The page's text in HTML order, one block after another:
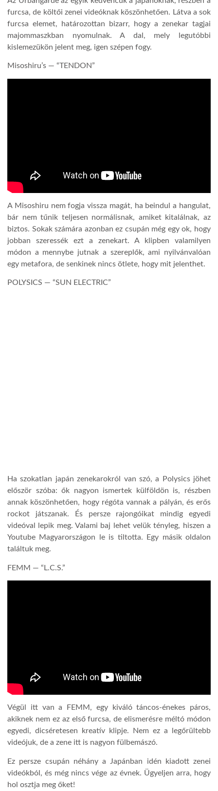
furcsa, de költői zenei videóknak köszönhetően. Látva a sok
furcsa elemet, határozottan bizarr, hogy a zenekar tagjai
majommaszkban nyomulnak. A dal, mely legutóbbi
kislemezükön jelent meg, igen szépen fogy.
Misoshiru’s — “TENDON”
A Misoshiru nem fogja vissza magát, ha beindul a hangulat,
bár nem tűnik teljesen normálisnak, amiket kitalálnak, az
biztos. Sokak számára azonban ez csupán még egy ok, hogy
jobban szeressék ezt a zenekart. A klipben valamilyen
módon a mennybe jutnak a szereplők, ami nyilvánvalóan
egy metafora, de senkinek nincs ötlete, hogy mit jelenthet.
POLYSICS — “SUN ELECTRIC”
Ha szokatlan japán zenekarokról van szó, a Polysics jöhet
először szóba: ők nagyon ismertek külföldön is, részben
annak köszönhetően, hogy régóta vannak a pályán, és erős
rockot játszanak. És persze rajongóikat mindig egyedi
videóval lepik meg. Valami baj lehet velük tényleg, hiszen a
Youtube Magyarországon le is tiltotta. Egy másik oldalon
találtuk meg.
FEMM — “L.C.S.”
Végül itt van a FEMM, egy kiváló táncos-énekes páros,
akiknek nem ez az első furcsa, de elismerésre méltó módon
egyedi, dicséretesen kreatív klipje. Nem ez a legőrültebb
videójuk, de a zene itt is nagyon fülbemászó.
Ez persze csupán néhány a Japánban idén kiadott zenei
videókból, és még nincs vége az évnek. Ügyeljen arra, hogy
hol osztja meg őket!